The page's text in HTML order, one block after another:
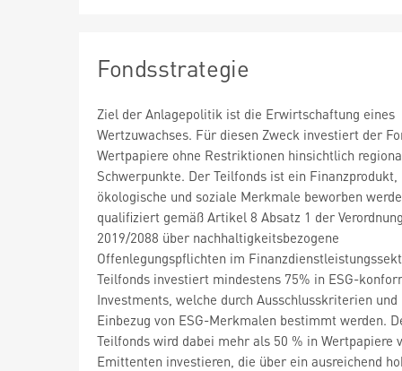
Fondsstrategie
Ziel der Anlagepolitik ist die Erwirtschaftung eines
Wertzuwachses. Für diesen Zweck investiert der
Wertpapiere ohne Restriktionen hinsichtlich
Schwerpunkte. Der Teilfonds ist ein
ökologische und soziale Merkmale beworben
qualifiziert gemäß Artikel 8 Absatz 1 der
2019/2088 über nachhaltigkeitsbezogene
Offenlegungspflichten im
Teilfonds investiert mindestens 75% in ESG-
Investments, welche durch Ausschlusskriterien
Einbezug von ESG-Merkmalen bestimmt werden.
Teilfonds wird dabei mehr als 50 % in Wertpapiere
Emittenten investieren, die über ein ausreichend